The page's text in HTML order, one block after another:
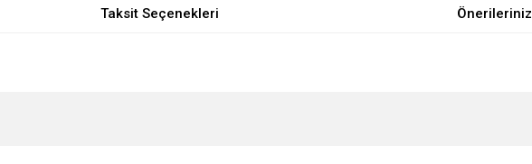
Taksit Seçenekleri Önerileriniz